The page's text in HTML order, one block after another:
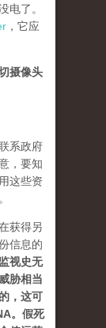
电了。
，它应
摄像头
系政府
，要知
这些资
获得另
信息的
视史无
胁相当
，这可
。假死